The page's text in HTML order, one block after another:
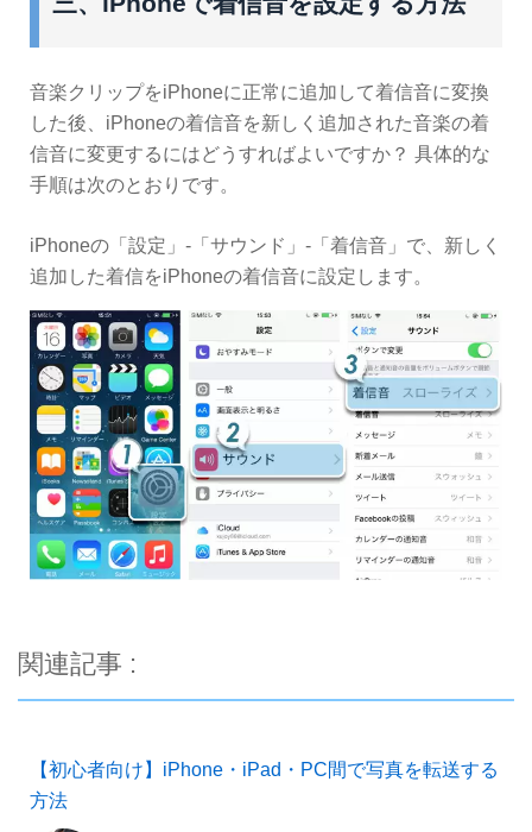
音楽クリップをiPhoneに正常に追加して着信音に変換
した後、iPhoneの着信音を新しく追加された音楽の着
信音に変更するにはどうすればよいですか？ 具体的な
手順は次のとおりです。
iPhoneの「設定」-「サウンド」-「着信音」で、新しく
追加した着信をiPhoneの着信音に設定します。
関連記事 :
【初心者向け】iPhone・iPad・PC間で写真を転送する
方法